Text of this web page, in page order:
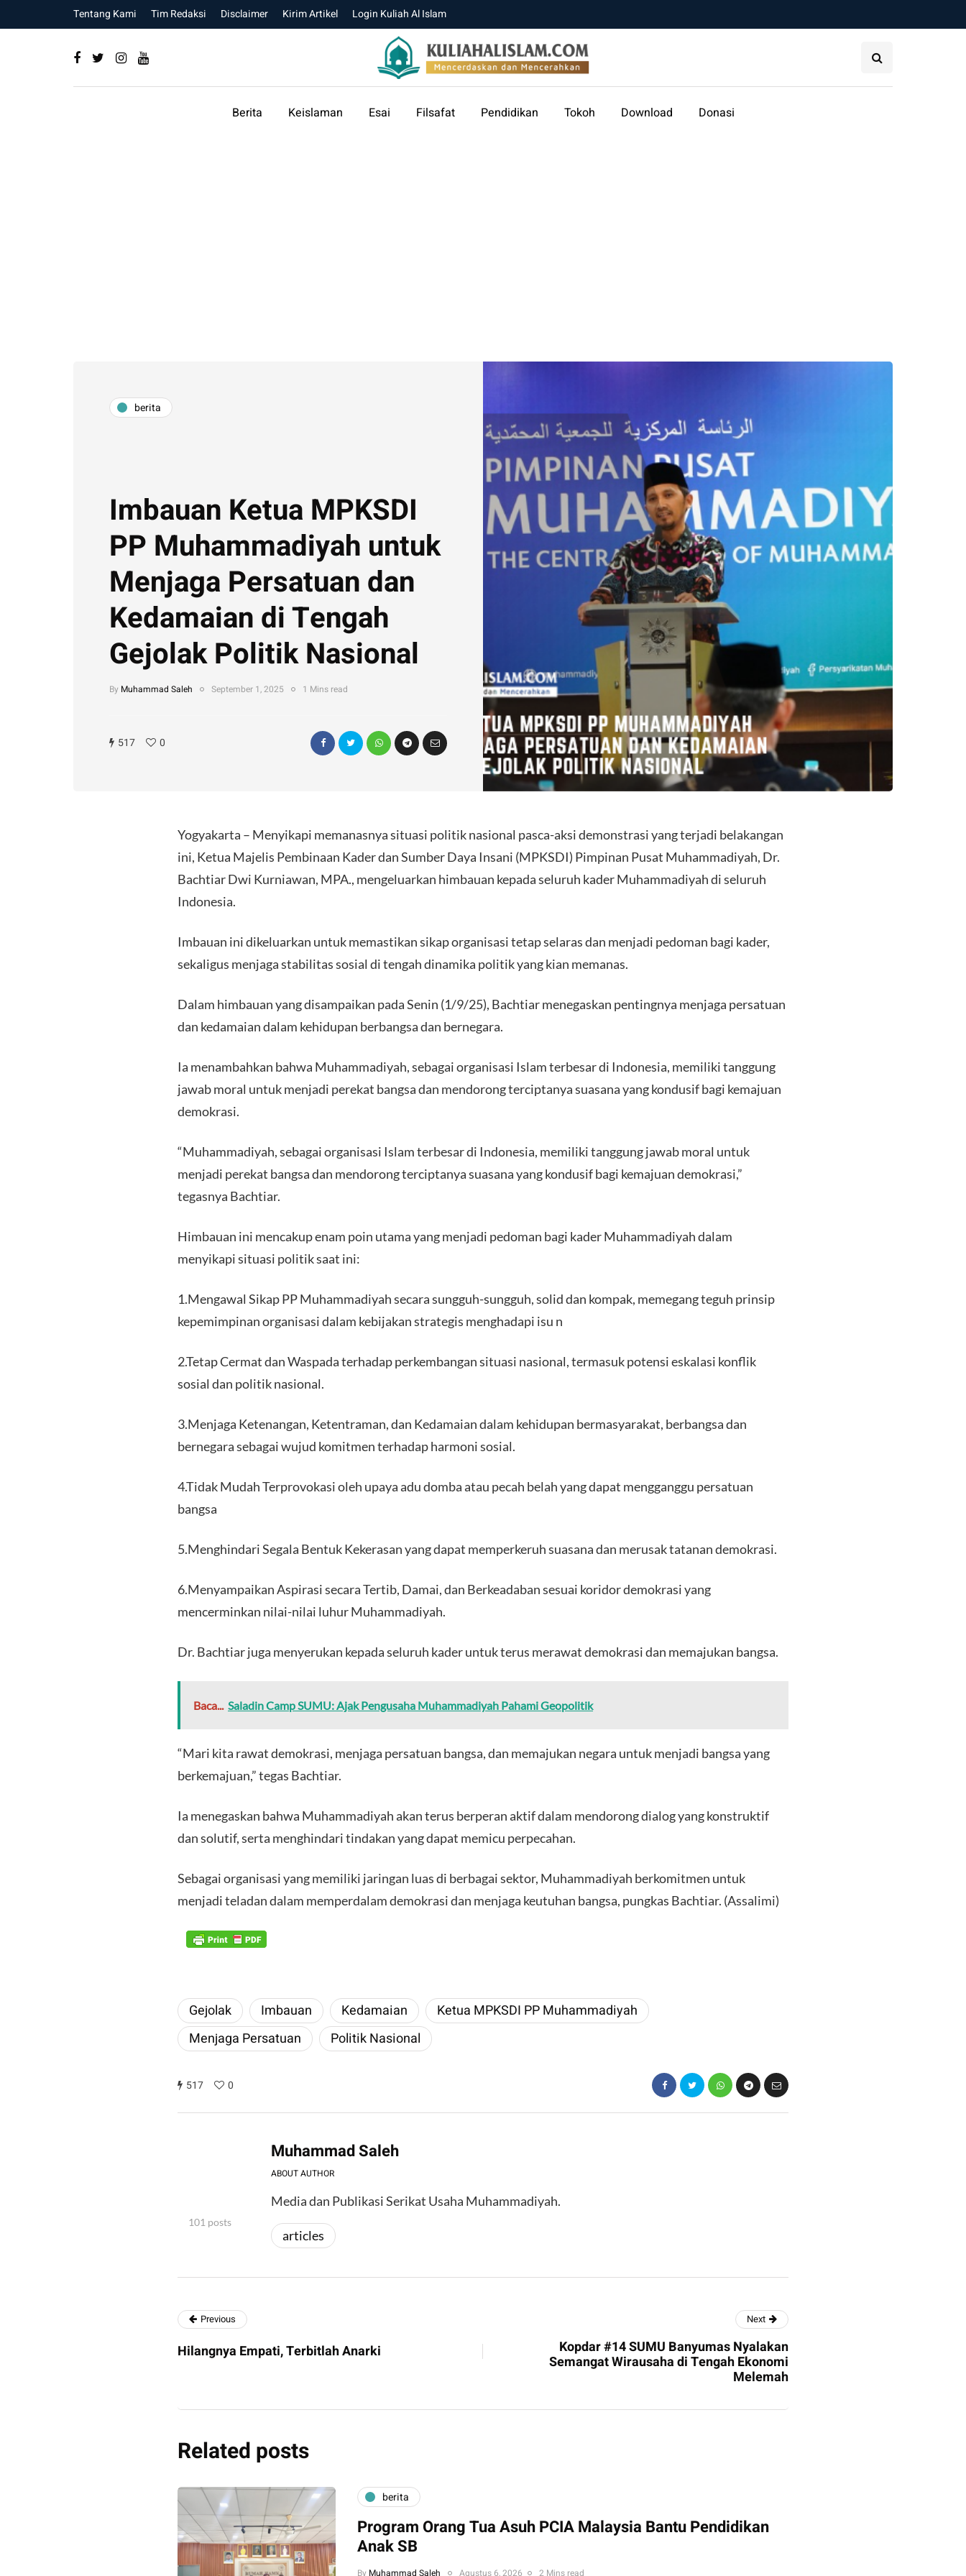
Tentang Kami Tim Redaksi Disclaimer Kirim Artikel Login Kuliah Al Islam
Berita Keislaman Esai Filsafat Pendidikan Tokoh Download Donasi
berita
Imbauan Ketua MPKSDI
PP Muhammadiyah untuk
Menjaga Persatuan dan
Kedamaian di Tengah
Gejolak Politik Nasional
By Muhammad Saleh September 1, 2025 1 Mins read
517 0
Yogyakarta – Menyikapi memanasnya situasi politik nasional pasca-aksi demonstrasi yang terjadi belakangan
ini, Ketua Majelis Pembinaan Kader dan Sumber Daya Insani (MPKSDI) Pimpinan Pusat Muhammadiyah, Dr.
Bachtiar Dwi Kurniawan, MPA., mengeluarkan himbauan kepada seluruh kader Muhammadiyah di seluruh
Indonesia.
Imbauan ini dikeluarkan untuk memastikan sikap organisasi tetap selaras dan menjadi pedoman bagi kader,
sekaligus menjaga stabilitas sosial di tengah dinamika politik yang kian memanas.
Dalam himbauan yang disampaikan pada Senin (1/9/25), Bachtiar menegaskan pentingnya menjaga persatuan
dan kedamaian dalam kehidupan berbangsa dan bernegara.
Ia menambahkan bahwa Muhammadiyah, sebagai organisasi Islam terbesar di Indonesia, memiliki tanggung
jawab moral untuk menjadi perekat bangsa dan mendorong terciptanya suasana yang kondusif bagi kemajuan
demokrasi.
“Muhammadiyah, sebagai organisasi Islam terbesar di Indonesia, memiliki tanggung jawab moral untuk
menjadi perekat bangsa dan mendorong terciptanya suasana yang kondusif bagi kemajuan demokrasi,”
tegasnya Bachtiar.
Himbauan ini mencakup enam poin utama yang menjadi pedoman bagi kader Muhammadiyah dalam
menyikapi situasi politik saat ini:
1.Mengawal Sikap PP Muhammadiyah secara sungguh-sungguh, solid dan kompak, memegang teguh prinsip
kepemimpinan organisasi dalam kebijakan strategis menghadapi isu n
2.Tetap Cermat dan Waspada terhadap perkembangan situasi nasional, termasuk potensi eskalasi konflik
sosial dan politik nasional.
3.Menjaga Ketenangan, Ketentraman, dan Kedamaian dalam kehidupan bermasyarakat, berbangsa dan
bernegara sebagai wujud komitmen terhadap harmoni sosial.
4.Tidak Mudah Terprovokasi oleh upaya adu domba atau pecah belah yang dapat mengganggu persatuan
bangsa
5.Menghindari Segala Bentuk Kekerasan yang dapat memperkeruh suasana dan merusak tatanan demokrasi.
6.Menyampaikan Aspirasi secara Tertib, Damai, dan Berkeadaban sesuai koridor demokrasi yang
mencerminkan nilai-nilai luhur Muhammadiyah.
Dr. Bachtiar juga menyerukan kepada seluruh kader untuk terus merawat demokrasi dan memajukan bangsa.
Baca... Saladin Camp SUMU: Ajak Pengusaha Muhammadiyah Pahami Geopolitik
“Mari kita rawat demokrasi, menjaga persatuan bangsa, dan memajukan negara untuk menjadi bangsa yang
berkemajuan,” tegas Bachtiar.
Ia menegaskan bahwa Muhammadiyah akan terus berperan aktif dalam mendorong dialog yang konstruktif
dan solutif, serta menghindari tindakan yang dapat memicu perpecahan.
Sebagai organisasi yang memiliki jaringan luas di berbagai sektor, Muhammadiyah berkomitmen untuk
menjadi teladan dalam memperdalam demokrasi dan menjaga keutuhan bangsa, pungkas Bachtiar. (Assalimi)
Gejolak Imbauan Kedamaian
Ketua MPKSDI PP Muhammadiyah
Menjaga Persatuan
Politik Nasional
517 0
101 posts
Muhammad Saleh
ABOUT AUTHOR
Media dan Publikasi Serikat Usaha Muhammadiyah.
articles
Previous
Hilangnya Empati, Terbitlah Anarki
Next
Kopdar #14 SUMU Banyumas Nyalakan
Semangat Wirausaha di Tengah Ekonomi
Melemah
Related posts
berita
Program Orang Tua Asuh PCIA Malaysia Bantu Pendidikan
Anak SB